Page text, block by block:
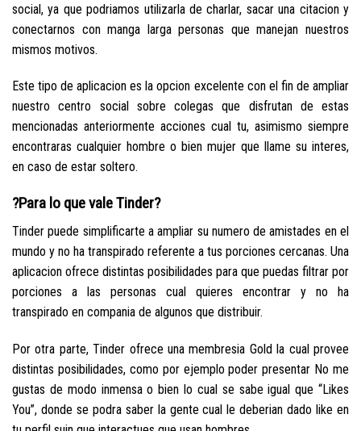
social, ya que podri­amos utilizarla de charlar, sacar una citacion y
conectarnos con manga larga personas que manejan nuestros
mismos motivos.
Este tipo de aplicacion es la opcion excelente con el fin de ampliar
nuestro centro social sobre colegas que disfrutan de estas
mencionadas anteriormente acciones cual tu, asimismo siempre
encontraras cualquier hombre o bien mujer que llame su interes,
en caso de estar soltero.
?Para lo que vale Tinder?
Tinder puede simplificarte a ampliar su numero de amistades en el
mundo y no ha transpirado referente a tus porciones cercanas. Una
aplicacion ofrece distintas posibilidades para que puedas filtrar por
porciones a las personas cual quieres encontrar y no ha
transpirado en compania de algunos que distribuir.
Por otra parte, Tinder ofrece una membresia Gold la cual provee
distintas posibilidades, como por ejemplo poder presentar No me
gustas de modo inmensa o bien lo cual se sabe igual que “Likes
You”, donde se podra saber la gente cual le deberian dado like en